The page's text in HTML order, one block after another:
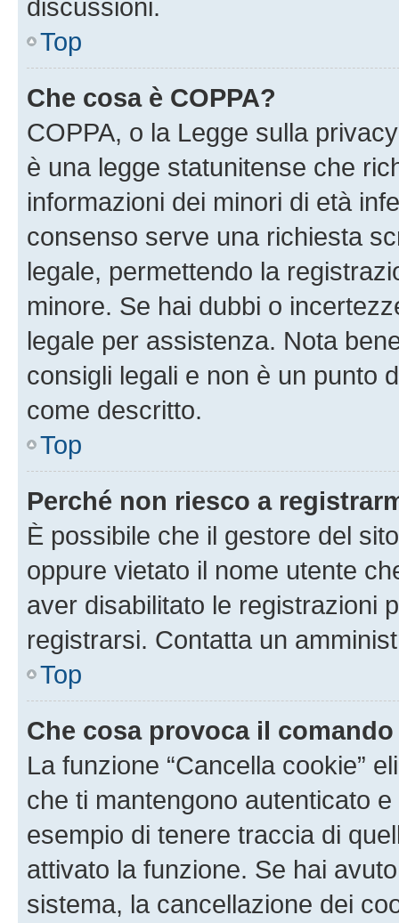
discussioni.
Top
Che cosa è COPPA?
COPPA, o la Legge sulla
è una legge statunitense che
informazioni dei minori di età
consenso serve una richiesta
legale, permettendo la
minore. Se hai dubbi o
legale per assistenza. Nota
consigli legali e non è un punto
come descritto.
Top
Perché non riesco a
È possibile che il gestore del
oppure vietato il nome utente
aver disabilitato le registrazioni
registrarsi. Contatta un
Top
Che cosa provoca il
La funzione “Cancella cookie”
che ti mantengono autenticato
esempio di tenere traccia di
attivato la funzione. Se hai
sistema, la cancellazione dei